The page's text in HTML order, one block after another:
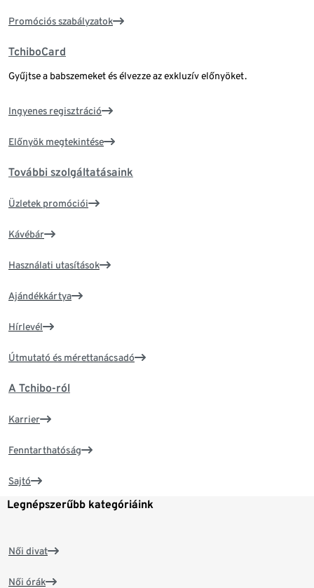
Promóciós szabályzatok
TchiboCard
Gyűjtse a babszemeket és élvezze az exkluzív előnyöket.
Ingyenes regisztráció
Előnyök megtekintése
További szolgáltatásaink
Üzletek promóciói
Kávébár
Használati utasítások
Ajándékkártya
Hírlevél
Útmutató és mérettanácsadó
A Tchibo-ról
Karrier
Fenntarthatóság
Sajtó
Legnépszerűbb kategóriáink
Női divat
Női órák